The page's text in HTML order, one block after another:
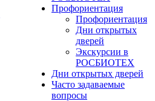
Профориентация
Профориентация
Дни открытых
дверей
Экскурсии в
РОСБИОТЕХ
Дни открытых дверей
Часто задаваемые
вопросы